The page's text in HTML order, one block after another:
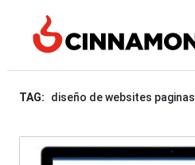
TAG: diseño de websites paginas